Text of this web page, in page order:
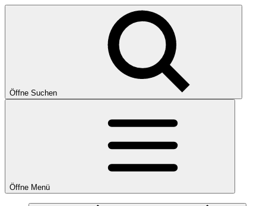
Öffne Suchen
Öffne Menü